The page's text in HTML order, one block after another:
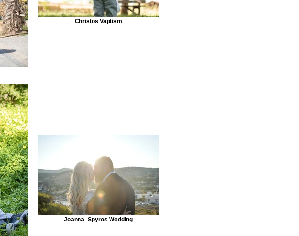
Christos Vaptism
Joanna -Spyros Wedding